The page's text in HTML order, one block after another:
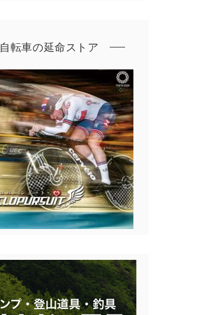
自転車の延命ストア